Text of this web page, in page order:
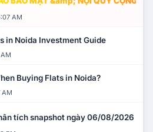
AM
in Noida Investment Guide
Buying Flats in Noida?
AM
tích snapshot ngày 06/08/2026